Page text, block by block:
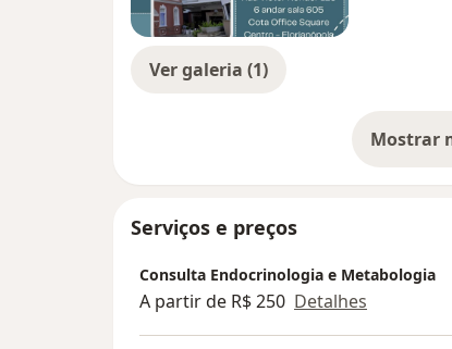
Ver galeria (1)
Mostrar
Serviços e preços
Consulta Endocrinologia e Metabologia
A partir de R$ 250 Detalhes